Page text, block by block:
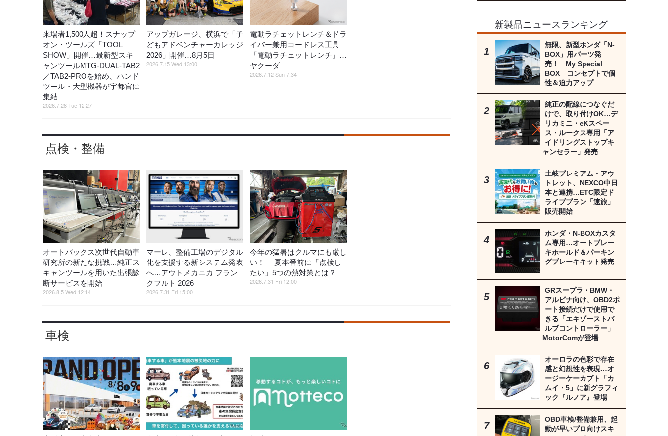
来場者1,500人超！スナップ
オン・ツールズ「TOOL
SHOW」開催…最新型スキ
ャンツールMTG-DUAL-TAB2
／TAB2-PROを始め、ハンド
ツール・大型機器が宇都宮に
集結
2026.7.28 Tue 12:27
アップガレージ、横浜で「子
どもアドベンチャーカレッジ
2026」開催…8月5日
2026.7.15 Wed 13:00
電動ラチェットレンチ＆ドラ
イバー兼用コードレス工具
「電動ラチェットレンチ」…
ヤクーダ
2026.7.12 Sun 7:34
点検・整備
オートバックス次世代自動車
研究所の新たな挑戦…純正ス
キャンツールを用いた出張診
断サービスを開始
2026.8.5 Wed 12:14
マーレ、整備工場のデジタル
化を支援する新システム発表
へ…アウトメカニカ フラン
クフルト 2026
2026.7.31 Fri 15:00
今年の猛暑はクルマにも厳し
い！ 夏本番前に「点検し
たい」5つの熱対策とは？
2026.7.31 Fri 12:00
車検
新製品ニュースランキング
無限、新型ホンダ「N-
BOX」用パーツ発
売！ My Special
BOX コンセプトで個
性＆迫力アップ
純正の配線につなぐだ
けで、取り付けOK…デ
リカミニ・eKスペー
ス・ルークス専用「ア
イドリングストップキ
ャンセラー」発売
土岐プレミアム・アウ
トレット、NEXCO中日
本と連携…ETC限定ド
ライブプラン「速旅」
販売開始
ホンダ・N-BOXカスタ
ム専用…オートブレー
キホールド＆パーキン
グブレーキキット発売
GRスープラ・BMW・
アルピナ向け、OBD2ポ
ート接続だけで使用で
きる「エキゾーストバ
ルブコントローラー」
MotorComが登場
オーロラの色彩で存在
感と幻想性を表現…オ
ージーケーカブト「カ
ムイ・5」に新グラフィ
ック『ルノア』登場
OBD車検/整備兼用、起
動が早いプロ向けスキ